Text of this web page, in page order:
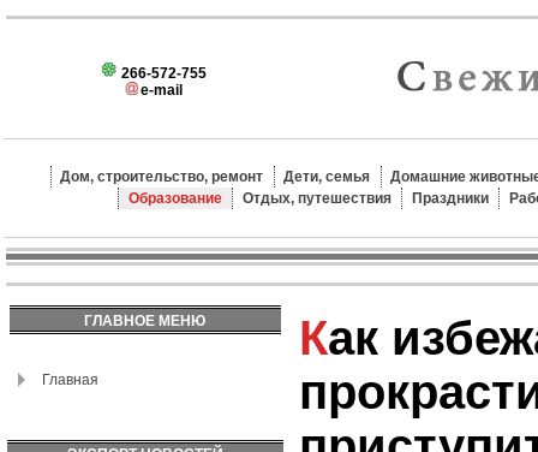
266-572-755
e-mail
Дом, строительство, ремонт Дети, семья
Домашние
Образование
Отдых, путешествия Праздники
ГЛАВНОЕ МЕНЮ
Главная
Как избежать